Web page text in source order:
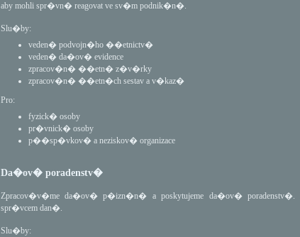
aby mohli spr�vn� reagovat ve sv�m podnik�n�.
Slu�by:
veden� podvojn�ho ��etnictv�
veden� da�ov� evidence
zpracov�n� ��etn� z�v�rky
zpracov�n� ��etn�ch sestav a v�kaz�
Pro:
fyzick� osoby
pr�vnick� osoby
p��sp�vkov� a neziskov� organizace
Da�ov� poradenstv�
Zpracov�v�me da�ov� p�izn�n� a poskytujeme da�ov� poradenstv�.
spr�vcem dan�.
Slu�by: